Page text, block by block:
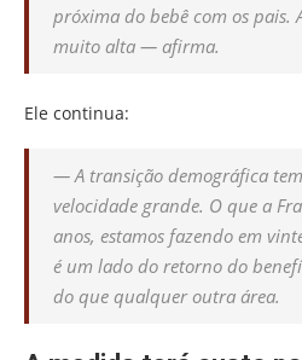
próxima do bebê com os pais.
muito alta — afirma.
Ele continua:
— A transição demográfica
velocidade grande. O que a
anos, estamos fazendo em
é um lado do retorno do
do que qualquer outra área.